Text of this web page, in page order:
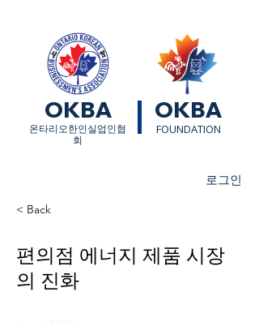
OKBA OKBA
​온타리오한인실업인협
회
FOUNDATION
로그인
< Back
편의점 에너지 제품 시장
의 진화